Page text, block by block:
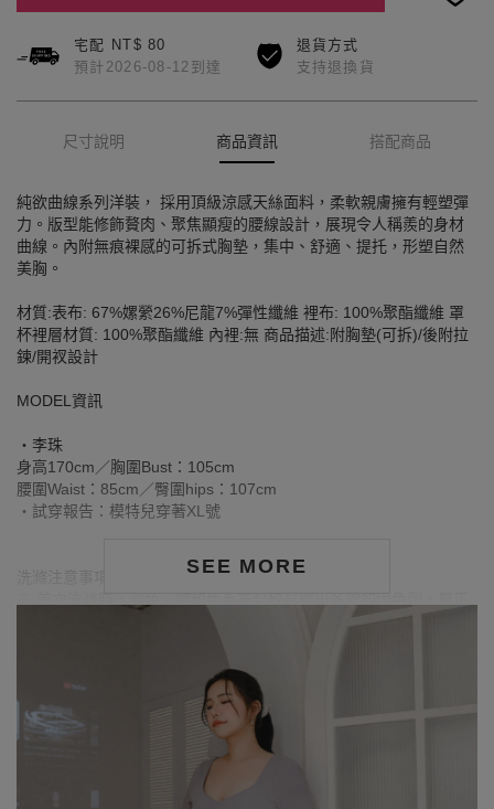
宅配 NT$ 80
預計2026-08-12到達
退貨方式
支持退換貨
尺寸說明 商品資訊 搭配商品
SEE MORE
純欲曲線系列洋裝， 採用頂級涼感天絲面料，柔軟親膚擁有輕塑彈
力。版型能修飾贅肉、聚焦顯瘦的腰線設計，展現令人稱羨的身材
曲線。內附無痕裸感的可拆式胸墊，集中、舒適、提托，形塑自然
美胸。
材質:表布: 67%嫘縈26%尼龍7%彈性纖維 裡布: 100%聚酯纖維 罩
杯裡層材質: 100%聚酯纖維 內裡:無 商品描述:附胸墊(可拆)/後附拉
鍊/開衩設計
MODEL資訊
‧李珠
身高170cm／胸圍Bust：105cm
腰圍Waist：85cm／臀圍hips：107cm
‧試穿報告：模特兒穿著XL號
※ 請與淺色衣物分開洗滌，避免互相染色或產生移染情形。
※ 穿搭時亦建議避免與淺色配件、包款、飾品一同使用，以降低因
摩擦或潮濕造成染色的可能性。
※ 顏色請參考單品圖片較為接近，但因圖檔顏色會因個人電腦螢幕
設定差異略有不同，請以實際商品顏色為準。